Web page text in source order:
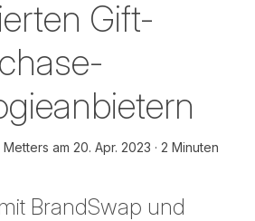
Gift-
Metters am 20. Apr. 2023
2 Minuten
BrandSwap und